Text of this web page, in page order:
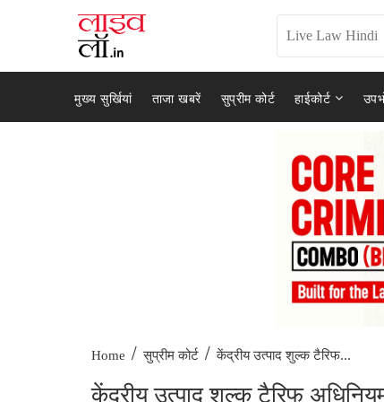
मुख्य सुर्खियां ताजा खबरें सुप्रीम कोर्ट हाईकोर्ट
Home / सुप्रीम कोर्ट / केंद्रीय उत्पाद शुल्क टैरिफ...
केंद्रीय उत्पाद शुल्क टैरिफ अधिनियम|